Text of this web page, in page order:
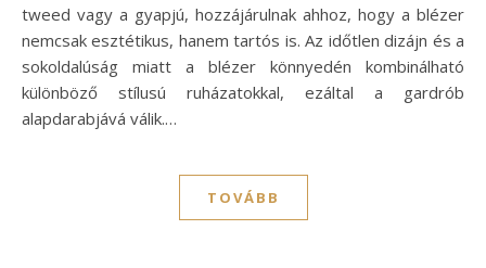
tweed vagy a gyapjú, hozzájárulnak ahhoz, hogy a blézer
nemcsak esztétikus, hanem tartós is. Az időtlen dizájn és a
sokoldalúság miatt a blézer könnyedén kombinálható
különböző stílusú ruházatokkal, ezáltal a gardrób
alapdarabjává válik.…
TOVÁBB